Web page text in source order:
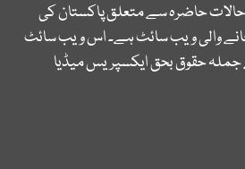
حالات حاضرہ سے متعلق پاکستان کی
والی ویب سائٹ ہے۔ اس ویب سائٹ
جملہ حقوق بحق ایکسپریس میڈیا